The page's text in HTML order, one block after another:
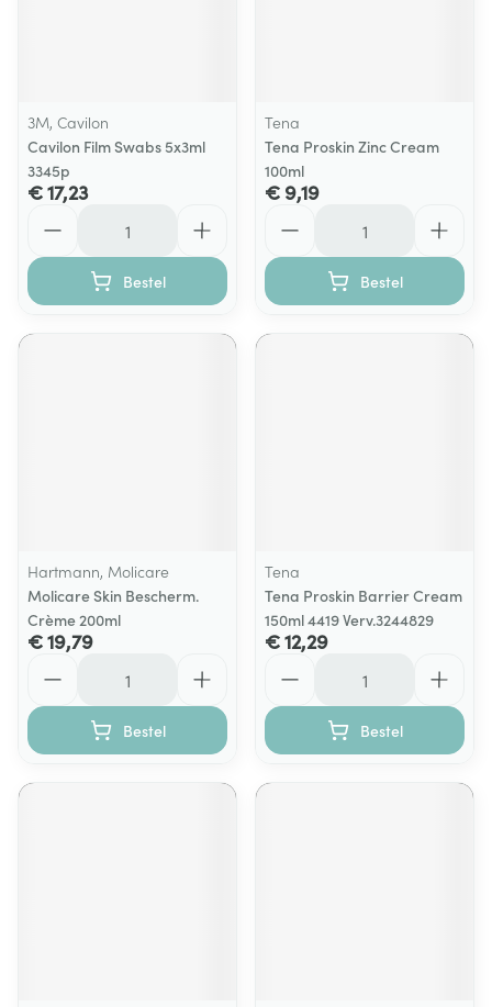
3M, Cavilon
Cavilon Film Swabs 5x3ml
3345p
€ 17,23
Bestel
Tena
Tena Proskin Zinc Cream
100ml
€ 9,19
Bestel
Hartmann, Molicare
Molicare Skin Bescherm.
Crème 200ml
€ 19,79
Bestel
Tena
Tena Proskin Barrier Cream
150ml 4419 Verv.3244829
€ 12,29
Bestel